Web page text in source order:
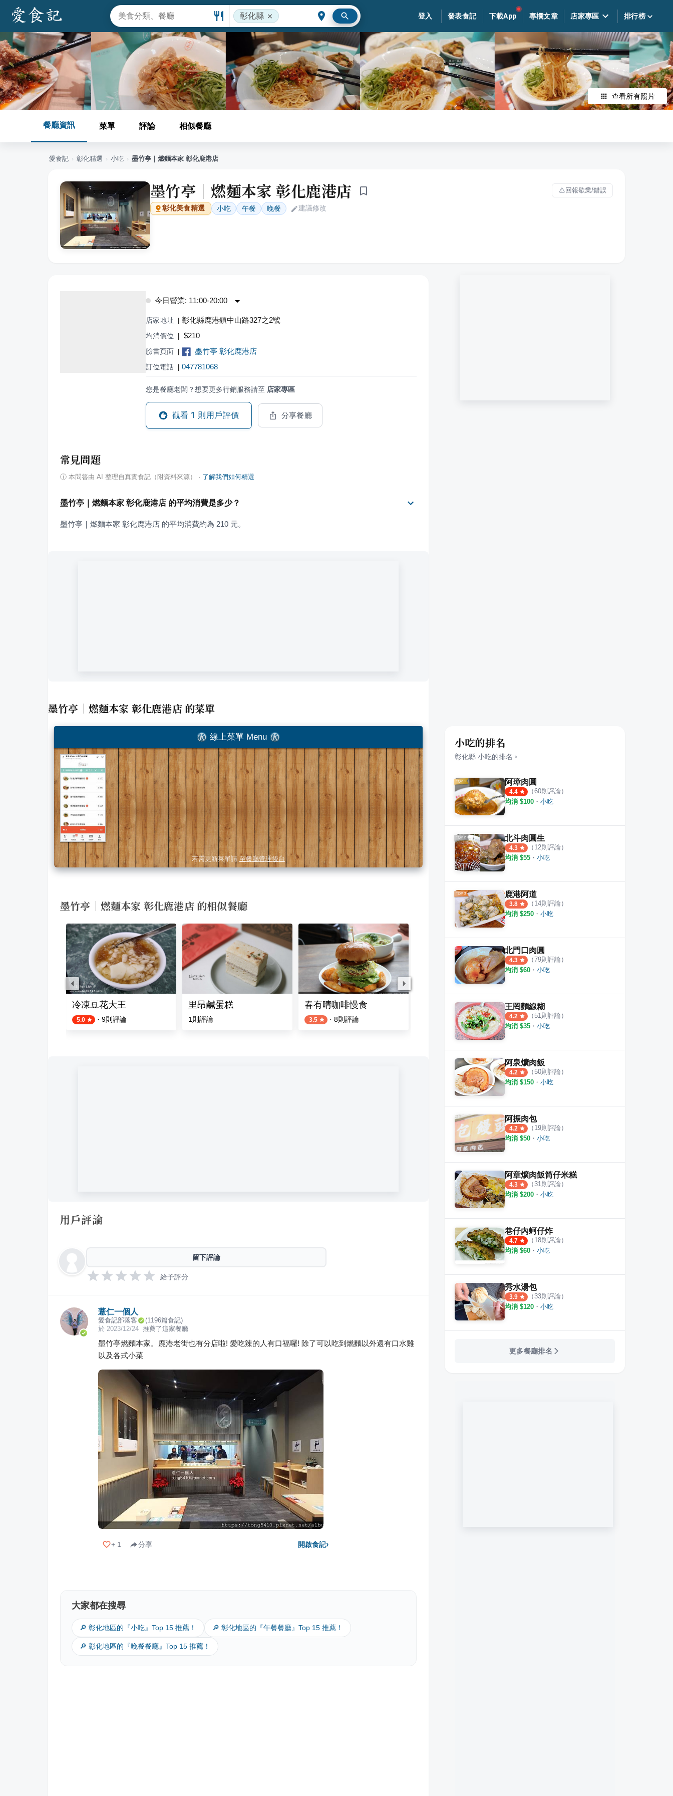
彰化縣 登入 發表食記 下載App 專欄文章 店家專區 排行榜
查看所有照片
餐廳資訊 菜單 評論 相似餐廳
愛食記 › 彰化精選 › 小吃 › 墨竹亭｜燃麵本家 彰化鹿港店
墨竹亭｜燃麵本家 彰化鹿港店 回報歇業/錯誤
彰化美食精選 小吃 午餐 晚餐 建議修改
今日營業: 11:00-20:00
店家地址 | 彰化縣鹿港鎮中山路327之2號
均消價位 | $210
臉書頁面 | 墨竹亭 彰化鹿港店
訂位電話 | 047781068
您是餐廳老闆？想要更多行銷服務請至 店家專區
觀看 1 則用戶評價 分享餐廳
常見問題
ⓘ 本問答由 AI 整理自真實食記（附資料來源） · 了解我們如何精選
墨竹亭｜燃麵本家 彰化鹿港店 的平均消費是多少？
墨竹亭｜燃麵本家 彰化鹿港店 的平均消費約為 210 元。
墨竹亭｜燃麵本家 彰化鹿港店的菜單
線上菜單 Menu
若需更新菜單請 至餐廳管理後台
墨竹亭｜燃麵本家 彰化鹿港店 的相似餐廳
冷凍豆花大王
5.0 · 9則評論
里昂鹹蛋糕
1 則評論
春有晴咖啡慢食
3.5 · 8則評論
四知茶行 再睡5分鐘鹿港中山店
1.0 ·
用戶評論
留下評論
給予評分
薏仁一個人
愛食記部落客 (1196篇食記)
於 2023/12/24 推薦了這家餐廳
墨竹亭燃麵本家。鹿港老街也有分店啦! 愛吃辣的人有口福囉! 除了可以吃到燃麵以外還有口水雞
以及各式小菜
+ 1 分享 開啟食記›
大家都在搜尋
🔎 彰化地區的『小吃』Top 15 推薦！ 🔎 彰化地區的『午餐餐廳』Top 15 推薦！
🔎 彰化地區的『晚餐餐廳』Top 15 推薦！
小吃的排名
彰化縣 小吃的排名 ›
阿璋肉圓
4.4 （60則評論）
均消 $100 ・ 小吃
北斗肉圓生
4.3 （ 12則評論）
均消 $55 ・ 小吃
鹿港阿道
3.8 （ 14則評論）
均消 $250 ・ 小吃
北門口肉圓
4.3 （79則評論）
均消 $60 ・ 小吃
王罔麵線糊
4.2 （51則評論）
均消 $35 ・ 小吃
阿泉爌肉飯
4.2 （50則評論）
均消 $150 ・ 小吃
阿振肉包
4.2 （ 19則評論）
均消 $50 ・ 小吃
阿章爌肉飯筒仔米糕
4.3 （31則評論）
均消 $200 ・ 小吃
巷仔內蚵仔炸
4.7 （ 18則評論）
均消 $60 ・ 小吃
秀水湯包
3.9 （33則評論）
均消 $120 ・ 小吃
更多餐廳排名